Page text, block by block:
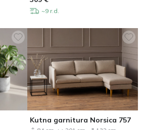
~9 r.d.
Kutna garnitura Norsica 757